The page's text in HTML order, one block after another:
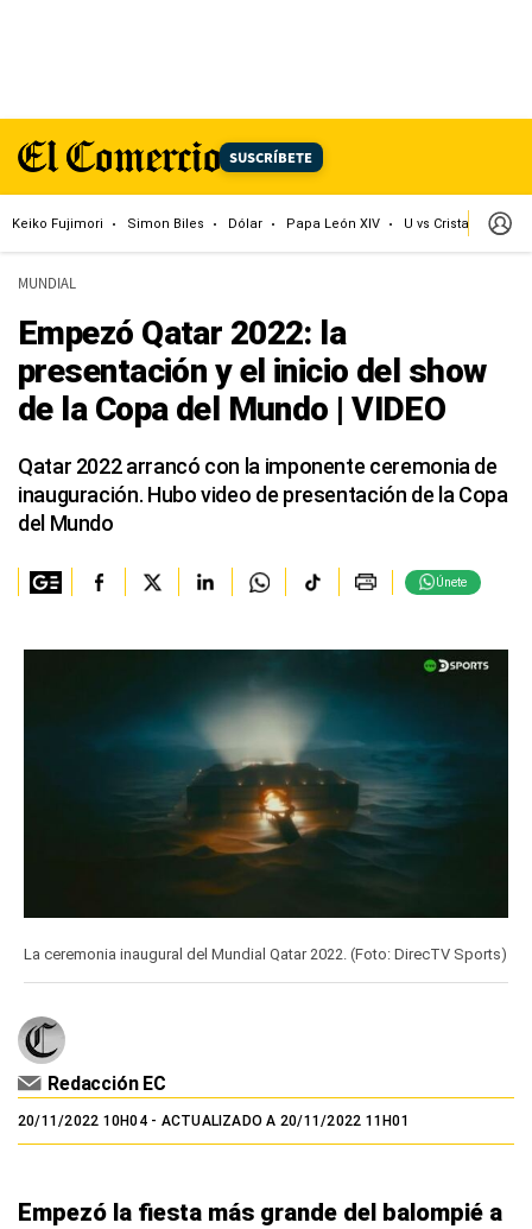
SUSCRÍBETE
Keiko Fujimori Simon Biles Dólar Papa León XIV U vs Cristal
MUNDIAL
Empezó Qatar 2022: la
presentación y el inicio del show
de la Copa del Mundo | VIDEO
Qatar 2022 arrancó con la imponente ceremonia de
inauguración. Hubo video de presentación de la Copa
del Mundo
Únete
La ceremonia inaugural del Mundial Qatar 2022. (Foto: DirecTV Sports)
Redacción EC
20/11/2022 10H04- ACTUALIZADO A 20/11/2022 11H01
Empezó la fiesta más grande del balompié a